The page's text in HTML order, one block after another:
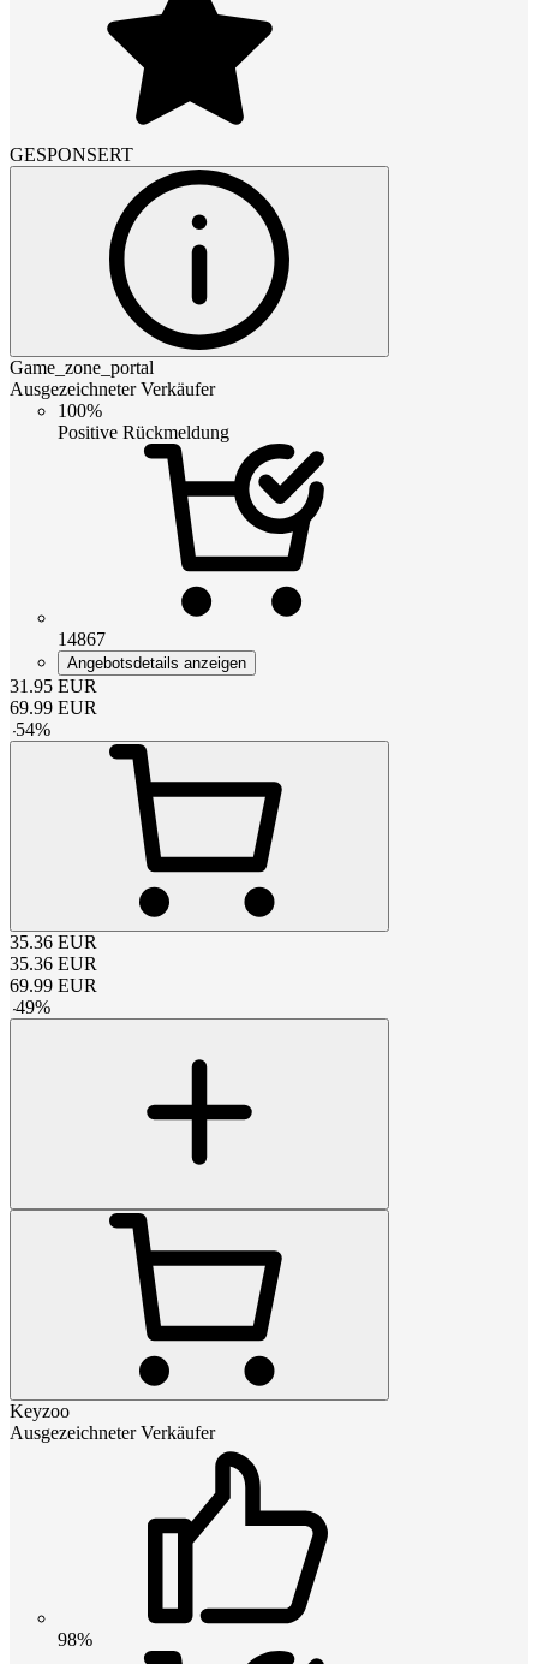
GESPONSERT
Game_zone_portal
Ausgezeichneter Verkäufer
100%
Positive Rückmeldung
14867
Angebotsdetails anzeigen
31.95 EUR
69.99 EUR
-54%
35.36 EUR
35.36 EUR
69.99 EUR
-49%
Keyzoo
Ausgezeichneter Verkäufer
98%